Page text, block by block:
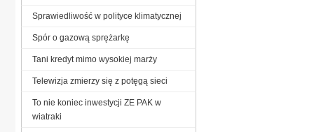
Sprawiedliwość w polityce klimatycznej
Spór o gazową sprężarkę
Tani kredyt mimo wysokiej marży
Telewizja zmierzy się z potęgą sieci
To nie koniec inwestycji ZE PAK w
wiatraki